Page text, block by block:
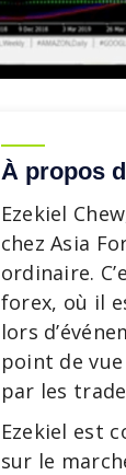
À propos
Ezekiel
chez Asia
ordinaire.
forex, où il
lors
point de
par les
Ezekiel est
sur le